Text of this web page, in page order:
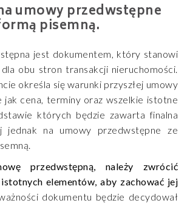
umowy przedwstępne
pisemną.
jest dokumentem, który stanowi
obu stron transakcji nieruchomości.
określa się warunki przyszłej umowy
jak cena, terminy oraz wszelkie istotne
których będzie zawarta finalna
jednak na umowy przedwstępne ze
przedwstępną, należy zwrócić
elementów, aby zachować jej
dokumentu będzie decydował